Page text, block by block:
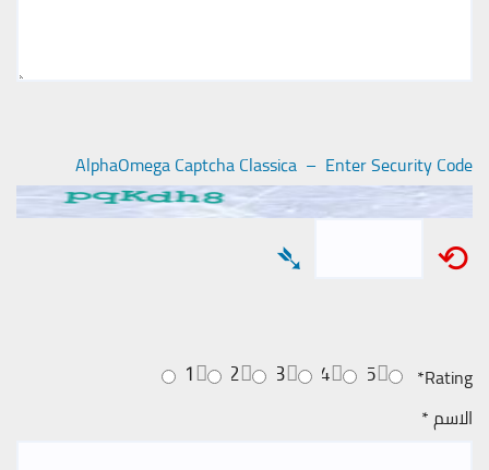
AlphaOmega Captcha Classica – Enter Security Code
⟲
➴
Rating
*
5
4
3
2
1
الاسم*